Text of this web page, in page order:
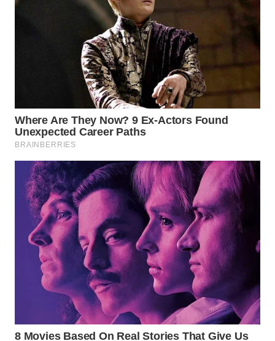
TANJUNG
LESUNG
KARO
WN
SIMALUNGUN
WN
LABUHANBATU
WN